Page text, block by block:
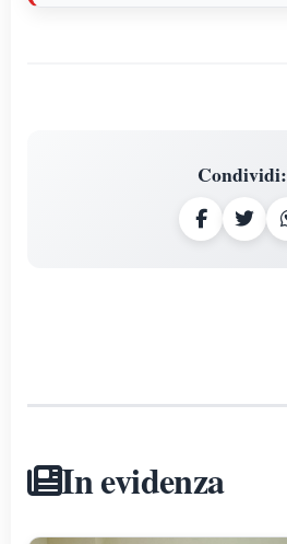
Condividi:
In evidenza